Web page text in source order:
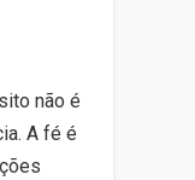
não é
A fé é